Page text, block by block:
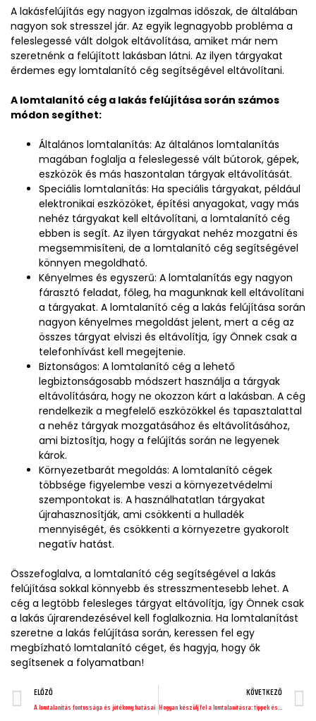
A lakásfelújítás egy nagyon izgalmas időszak, de általában
nagyon sok stresszel jár. Az egyik legnagyobb probléma a
feleslegessé vált dolgok eltávolítása, amiket már nem
szeretnénk a felújított lakásban látni. Az ilyen tárgyakat
érdemes egy lomtalanító cég segítségével eltávolítani.
A lomtalanító cég a lakás felújítása során számos
módon segíthet:
Általános lomtalanítás: Az általános lomtalanítás
magában foglalja a feleslegessé vált bútorok, gépek,
eszközök és más haszontalan tárgyak eltávolítását.
Speciális lomtalanítás: Ha speciális tárgyakat, például
elektronikai eszközöket, építési anyagokat, vagy más
nehéz tárgyakat kell eltávolítani, a lomtalanító cég
ebben is segít. Az ilyen tárgyakat nehéz mozgatni és
megsemmisíteni, de a lomtalanító cég segítségével
könnyen megoldható.
Kényelmes és egyszerű: A lomtalanítás egy nagyon
fárasztó feladat, főleg, ha magunknak kell eltávolítani
a tárgyakat. A lomtalanító cég a lakás felújítása során
nagyon kényelmes megoldást jelent, mert a cég az
összes tárgyat elviszi és eltávolítja, így Önnek csak a
telefonhívást kell megejtenie.
Biztonságos: A lomtalanító cég a lehető
legbiztonságosabb módszert használja a tárgyak
eltávolítására, hogy ne okozzon kárt a lakásban. A cég
rendelkezik a megfelelő eszközökkel és tapasztalattal
a nehéz tárgyak mozgatásához és eltávolításához,
ami biztosítja, hogy a felújítás során ne legyenek
károk.
Környezetbarát megoldás: A lomtalanító cégek
többsége figyelembe veszi a környezetvédelmi
szempontokat is. A használhatatlan tárgyakat
újrahasznosítják, ami csökkenti a hulladék
mennyiségét, és csökkenti a környezetre gyakorolt
negatív hatást.
Összefoglalva, a lomtalanító cég segítségével a lakás
felújítása sokkal könnyebb és stresszmentesebb lehet. A
cég a legtöbb felesleges tárgyat eltávolítja, így Önnek csak
a lakás újrarendezésével kell foglalkoznia. Ha lomtalanítást
szeretne a lakás felújítása során, keressen fel egy
megbízható lomtalanító céget, és hagyja, hogy ők
segítsenek a folyamatban!
ELŐZŐ
A lomtalanítás fontossága és jótékony hatásai
KÖVETKEZŐ
Hogyan készülj fel a lomtalanításra: tippek és trükkök